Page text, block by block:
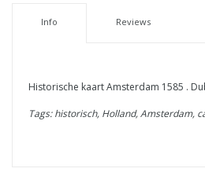
Info Reviews
Historische kaart Amsterdam 1585 .
Tags: historisch, Holland, Amsterdam,